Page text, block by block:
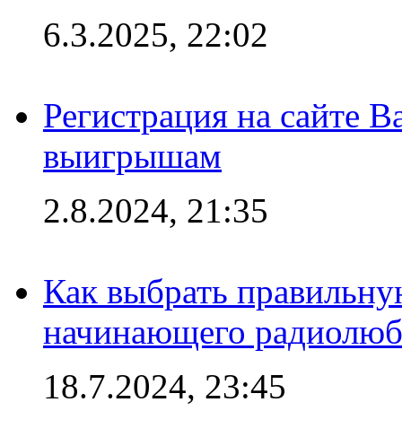
6.3.2025, 22:02
Регистрация на сайте
выигрышам
2.8.2024, 21:35
Как выбрать
начинающего
18.7.2024, 23:45